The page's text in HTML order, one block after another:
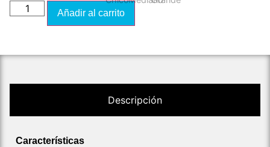
Añadir al carrito
Descripción
Características